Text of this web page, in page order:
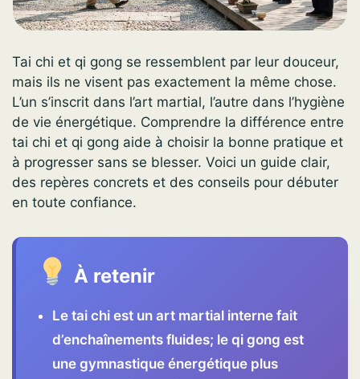
Tai chi et qi gong se ressemblent par leur douceur,
mais ils ne visent pas exactement la même chose.
L’un s’inscrit dans l’art martial, l’autre dans l’hygiène
de vie énergétique. Comprendre la différence entre
tai chi et qi gong aide à choisir la bonne pratique et
à progresser sans se blesser. Voici un guide clair,
des repères concrets et des conseils pour débuter
en toute confiance.
À retenir
Le tai chi est un art martial interne fait
d’enchaînements fluides; le qi gong est
une gymnastique énergétique plus